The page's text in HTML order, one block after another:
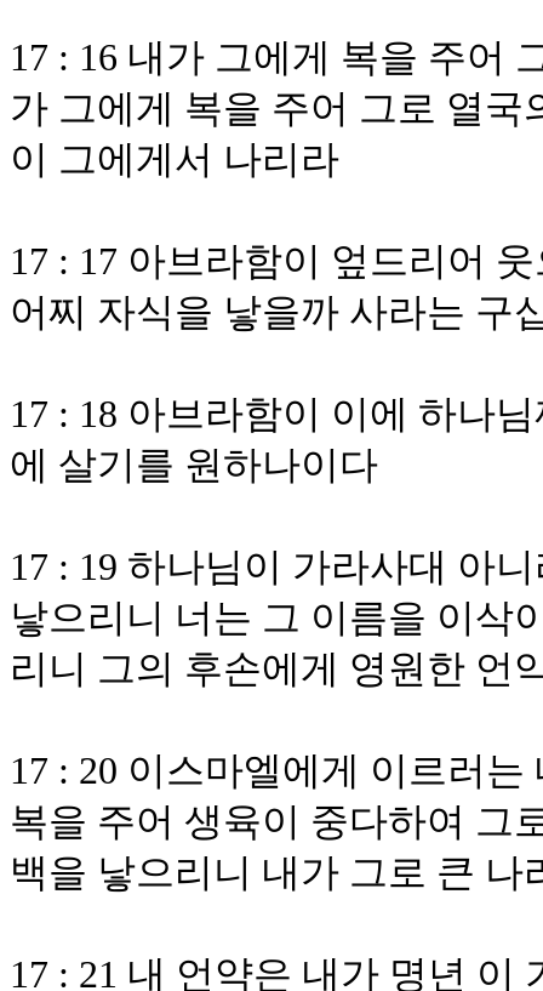
17 : 16 내가 그에게 복을 주어
가 그에게 복을 주어 그로 열
이 그에게서 나리라
17 : 17 아브라함이 엎드리어
어찌 자식을 낳을까 사라는 구
17 : 18 아브라함이 이에 하나
에 살기를 원하나이다
17 : 19 하나님이 가라사대 아
낳으리니 너는 그 이름을 이삭
리니 그의 후손에게 영원한 언
17 : 20 이스마엘에게 이르러
복을 주어 생육이 중다하여 그
백을 낳으리니 내가 그로 큰 나
17 : 21 내 언약은 내가 명년 이